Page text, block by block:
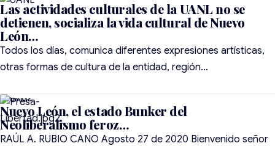
Las actividades culturales de la UANL no se
detienen, socializa la vida cultural de Nuevo
León…
Todos los días, comunica diferentes expresiones artísticas,
otras formas de cultura de la entidad, región…
Nuevo León, el estado Bunker del
Neoliberalismo feroz…
RAÚL A. RUBIO CANO Agosto 27 de 2020 Bienvenido señor